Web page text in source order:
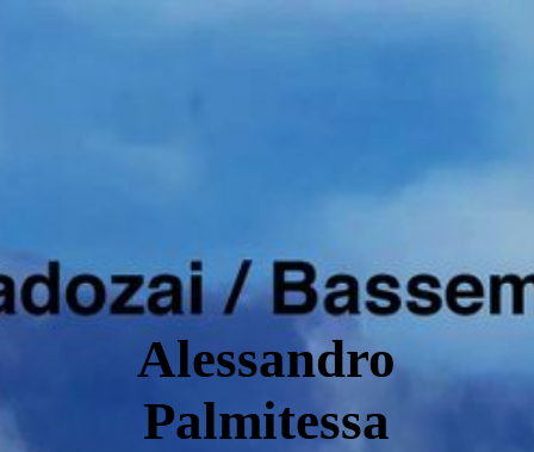
Alessandro
Palmitessa